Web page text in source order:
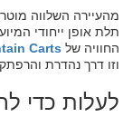
מהעיירה השלווה
תלת אופן ייחודי
החוויה של Carts
וזו דרך נהדרת
לעלות כדי